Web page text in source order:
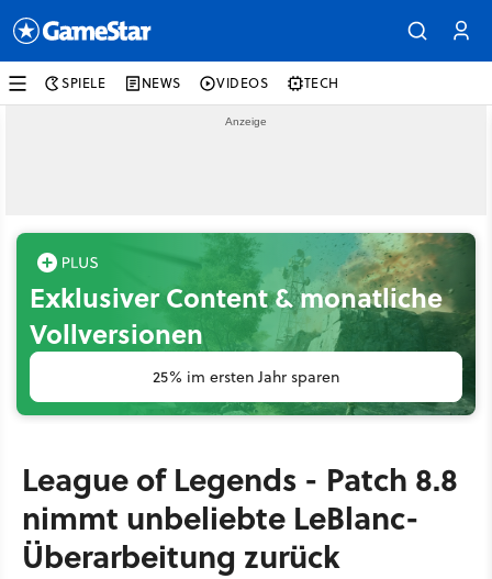
SPIELE NEWS VIDEOS TECH
Exklusiver Content & monatliche
Vollversionen
25% im ersten Jahr sparen
League of Legends - Patch 8.8
nimmt unbeliebte LeBlanc-
Überarbeitung zurück